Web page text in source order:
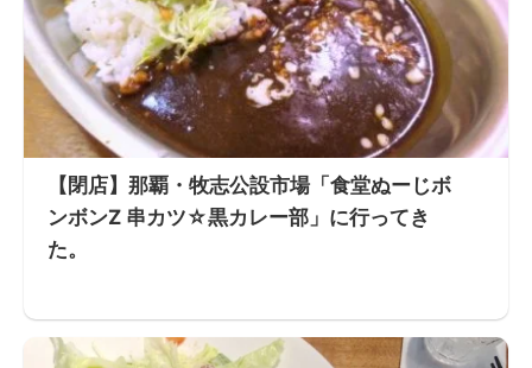
【閉店】那覇・牧志公設市場「食堂ぬーじボ
ンボンZ 串カツ☆黒カレー部」に行ってき
た。